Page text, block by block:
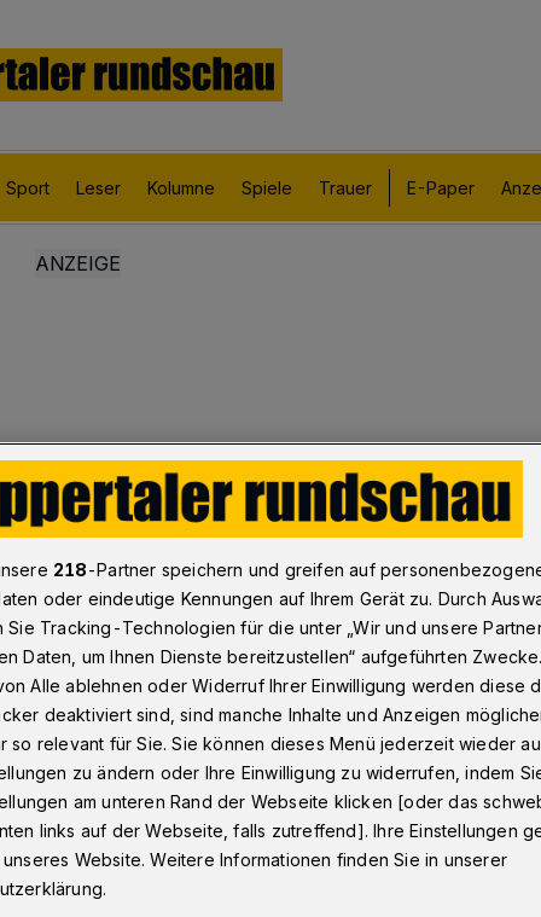
Sport Leser Kolumne Spiele Trauer E-Paper
Autoknacker verhaftet
218-Partner speichern und greifen auf
oder eindeutige Kennungen auf Ihrem Gerät zu. Durch
Sie Tracking-Technologien für die unter „Wir und unsere
Daten, um Ihnen Dienste bereitzustellen“ aufgeführten
Alle ablehnen oder Widerruf Ihrer Einwilligung werden diese
deaktiviert sind, sind manche Inhalte und Anzeigen
so relevant für Sie. Sie können dieses Menü jederzeit wieder
zu ändern oder Ihre Einwilligung zu widerrufen, indem
am unteren Rand der Webseite klicken [oder das
links auf der Webseite, falls zutreffend]. Ihre Einstellungen
Website. Weitere Informationen finden Sie in unserer